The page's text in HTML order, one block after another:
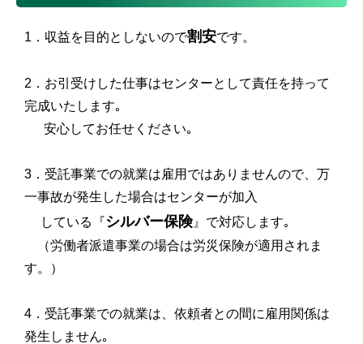
1．収益を目的としないので割安です。
2．お引受けした仕事はセンターとして責任を持って
完成いたします｡
安心してお任せください｡
3．受託事業での就業は雇用ではありませんので、万
一事故が発生した場合はセンターが加入
している『シルバー保険』で対応します｡
（労働者派遣事業の場合は労災保険が適用されま
す。）
4．受託事業での就業は、依頼者との間に雇用関係は
発生しません｡